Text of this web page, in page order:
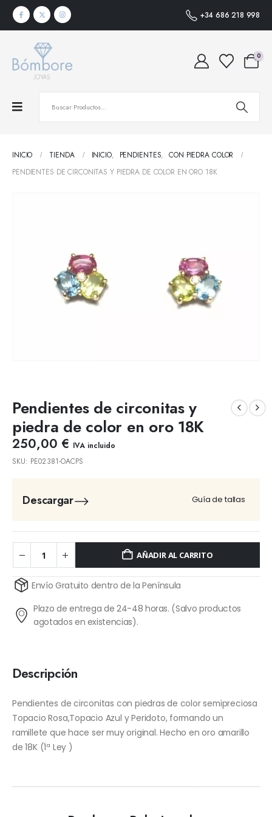
+34 686 218 998
0
INICIO TIENDA INICIO, PENDIENTES, CON PIEDRA COLOR
PENDIENTES DE CIRCONITAS Y PIEDRA DE COLOR EN ORO 18K
Pendientes de circonitas y
piedra de color en oro 18K
250,00 € IVA incluido
SKU: PE02381-OACPS
Descargar Guía de tallas
AÑADIR AL CARRITO
Alternative:
Envío Gratuito dentro de la Península
Plazo de entrega de 24-48 horas. (Salvo productos
agotados en existencias).
Descripción
Pendientes de circonitas con piedras de color semipreciosa
Topacio Rosa,Topacio Azul y Peridoto, formando un
ramillete que hace ser muy original. Hecho en oro amarillo
de 18K (1ª Ley )